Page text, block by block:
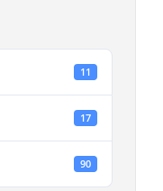
11
17
90